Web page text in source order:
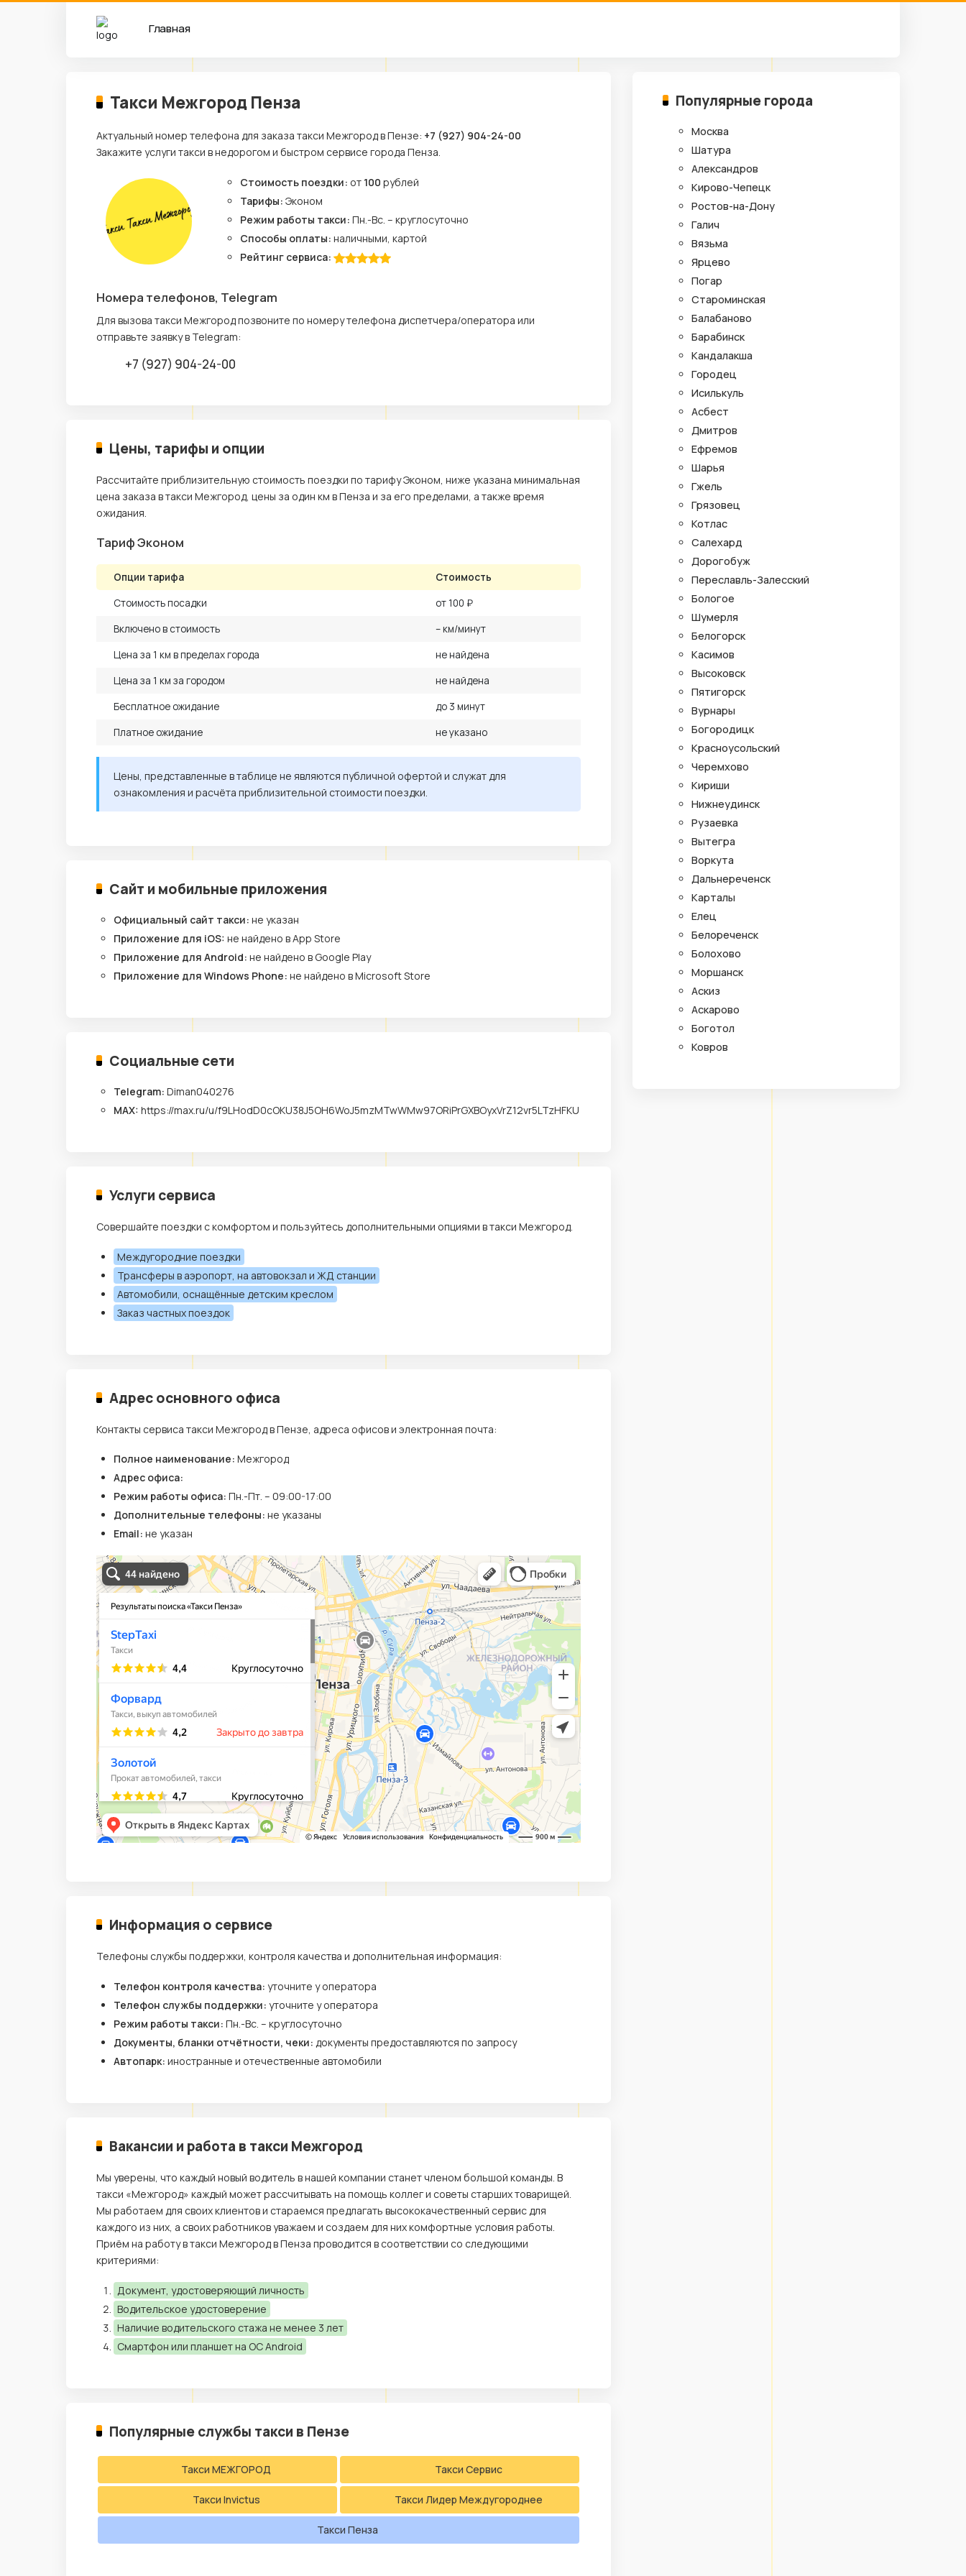
Главная
Такси Межгород Пенза
Актуальный номер телефона для заказа такси Межгород в Пензе: +7 (927) 904-24-00
Закажите услуги такси в недорогом и быстром сервисе города Пенза.
Стоимость поездки: от 100 рублей
Тарифы:Эконом
Режим работы такси:Пн.-Вс. – круглосуточно
Способы оплаты:наличными, картой
Рейтинг сервиса:
Номера телефонов, Telegram
Для вызова такси Межгород позвоните по номеру телефона диспетчера/оператора или
отправьте заявку в Telegram:
+7 (927) 904-24-00
Цены, тарифы и опции
Рассчитайте приблизительную стоимость поездки по тарифу Эконом, ниже указана минимальная
цена заказа в такси Межгород, цены за один км в Пенза и за его пределами, а также время
ожидания.
Тариф Эконом
Опции тарифа
Стоимость
Стоимость посадки
от 100 ₽
Включено в стоимость
– км/минут
Цена за 1 км в пределах города
не найдена
Цена за 1 км за городом
не найдена
Бесплатное ожидание
до 3 минут
Платное ожидание
не указано
Цены, представленные в таблице не являются публичной офертой и служат для
ознакомления и расчёта приблизительной стоимости поездки.
Сайт и мобильные приложения
Официальный сайт такси: не указан
Приложение для iOS: не найдено в App Store
Приложение для Android: не найдено в Google Play
Приложение для Windows Phone: не найдено в Microsoft Store
Социальные сети
Telegram: Diman040276
MAX: https://max.ru/u/f9LHodD0cOKU38J5OH6WoJ5mzMTwWMw97ORiPrGXBOyxVrZ12vr5LTzHFKU
Услуги сервиса
Совершайте поездки с комфортом и пользуйтесь дополнительными опциями в такси Межгород.
Междугородние поездки
Трансферы в аэропорт, на автовокзал и ЖД станции
Автомобили, оснащённые детским креслом
Заказ частных поездок
Адрес основного офиса
Контакты сервиса такси Межгород в Пензе, адреса офисов и электронная почта:
Полное наименование: Межгород
Адрес офиса:
Режим работы офиса: Пн.-Пт. – 09:00-17:00
Дополнительные телефоны: не указаны
Email: не указан
Информация о сервисе
Телефоны службы поддержки, контроля качества и дополнительная информация:
Телефон контроля качества: уточните у оператора
Телефон службы поддержки: уточните у оператора
Режим работы такси: Пн.-Вс. – круглосуточно
Документы, бланки отчётности, чеки: документы предоставляются по запросу
Автопарк: иностранные и отечественные автомобили
Вакансии и работа в такси Межгород
Мы уверены, что каждый новый водитель в нашей компании станет членом большой команды. В
такси «Межгород» каждый может рассчитывать на помощь коллег и советы старших товарищей.
Мы работаем для своих клиентов и стараемся предлагать высококачественный сервис для
каждого из них, а своих работников уважаем и создаем для них комфортные условия работы.
Приём на работу в такси Межгород в Пенза проводится в соответствии со следующими
критериями:
Документ, удостоверяющий личность
Водительское удостоверение
Наличие водительского стажа не менее 3 лет
Смартфон или планшет на ОС Android
Популярные службы такси в Пензе
Такси МЕЖГОРОД Такси Сервис
Такси Invictus Такси Лидер Междугороднее
Такси Пенза
Популярные города
Москва
Шатура
Александров
Кирово-Чепецк
Ростов-на-Дону
Галич
Вязьма
Ярцево
Погар
Староминская
Балабаново
Барабинск
Кандалакша
Городец
Исилькуль
Асбест
Дмитров
Ефремов
Шарья
Гжель
Грязовец
Котлас
Салехард
Дорогобуж
Переславль-Залесский
Бологое
Шумерля
Белогорск
Касимов
Высоковск
Пятигорск
Вурнары
Богородицк
Красноусольский
Черемхово
Кириши
Нижнеудинск
Рузаевка
Вытегра
Воркута
Дальнереченск
Карталы
Елец
Белореченск
Болохово
Моршанск
Аскиз
Аскарово
Боготол
Ковров